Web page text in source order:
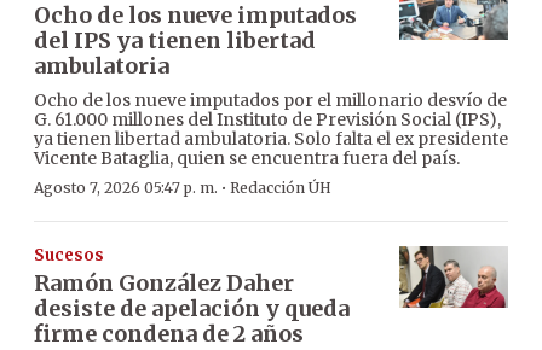
Ocho de los nueve imputados
del IPS ya tienen libertad
ambulatoria
Ocho de los nueve imputados por el millonario desvío de
G. 61.000 millones del Instituto de Previsión Social (IPS),
ya tienen libertad ambulatoria. Solo falta el ex presidente
Vicente Bataglia, quien se encuentra fuera del país.
Agosto 7, 2026 05:47 p. m. · Redacción ÚH
Sucesos
Ramón González Daher
desiste de apelación y queda
firme condena de 2 años